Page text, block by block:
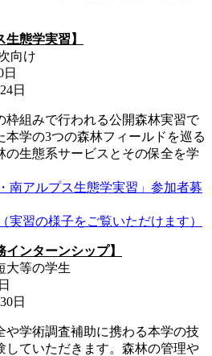
生態学実習】
向け
日
枠組みで行われる公開森林実習で
本学の3つの森林フィールドを巡る
の生態系サービスとその保全を学
南アルプス生態学実習」参加者募
実習の様子をご覧いただけます）
インターンシップ】
大等の学生
日
や学術調査補助に携わる本学の技
していただきます。森林の管理や